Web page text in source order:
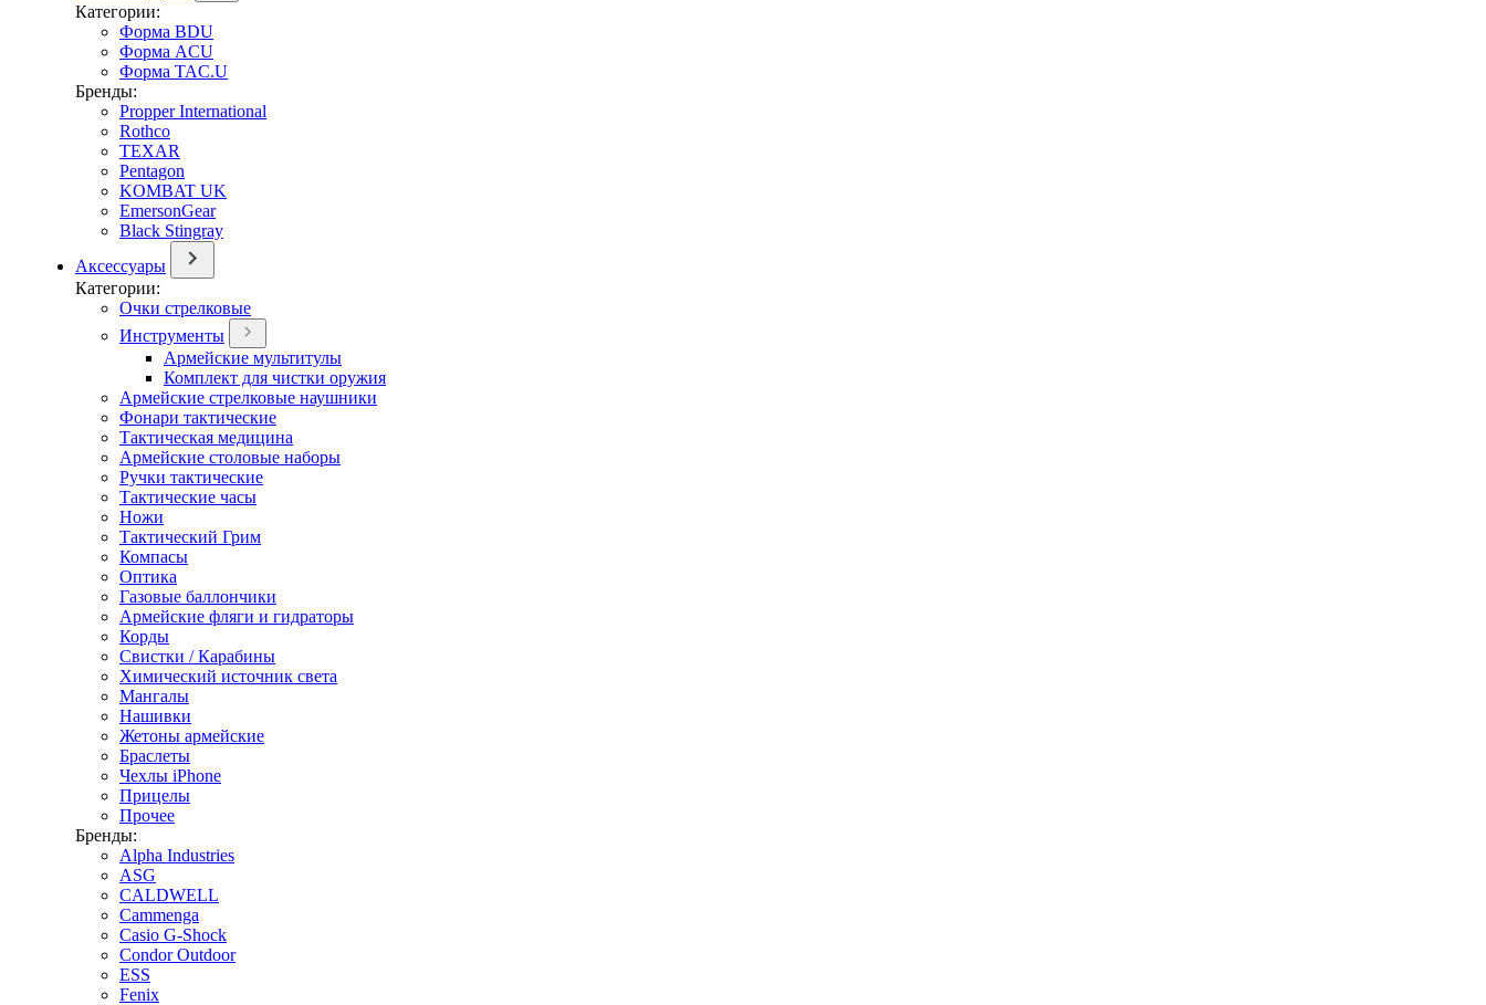
Категории:
Форма BDU
Форма ACU
Форма TAC.U
Бренды:
Propper International
Rothco
TEXAR
Pentagon
KOMBAT UK
EmersonGear
Black Stingray
Аксессуары
Категории:
Очки стрелковые
Инструменты
Армейские мультитулы
Комплект для чистки оружия
Армейские стрелковые наушники
Фонари тактические
Тактическая медицина
Армейские столовые наборы
Ручки тактические
Тактические часы
Ножи
Тактический Грим
Компасы
Оптика
Газовые баллончики
Армейские фляги и гидраторы
Корды
Свистки / Карабины
Химический источник света
Мангалы
Нашивки
Жетоны армейские
Браслеты
Чехлы iPhone
Прицелы
Прочее
Бренды:
Alpha Industries
ASG
CALDWELL
Cammenga
Casio G-Shock
Condor Outdoor
ESS
Fenix